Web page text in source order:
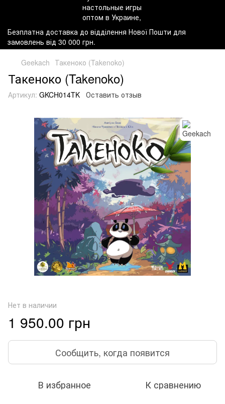
Безплатна доставка до відділення Нової Пошти для
замовлень від 30 000 грн.
Geekach Такеноко (Takenoko)
Такеноко (Takenoko)
Артикул: GKCH014TK Оставить отзыв
Нет в наличии
1 950.00 грн
Сообщить, когда появится
В избранное К сравнению